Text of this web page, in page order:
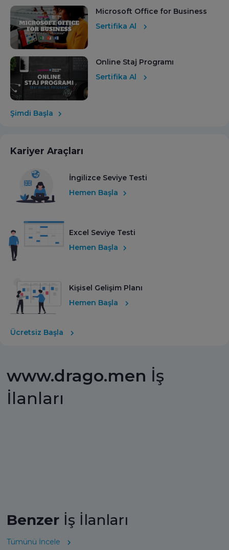
Microsoft Office for Business
Sertifika Al
Online Staj Programı
Sertifika Al
Şimdi Başla
Kariyer Araçları
İngilizce Seviye Testi
Hemen Başla
Excel Seviye Testi
Hemen Başla
Kişisel Gelişim Planı
Hemen Başla
Ücretsiz Başla
www.drago.men İş
İlanları
Benzer İş İlanları
Tümünü İncele